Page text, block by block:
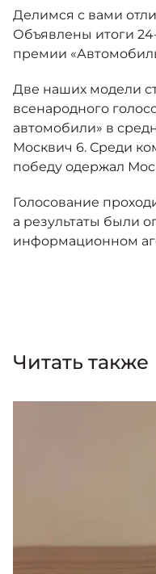
Кредитные программы
Спецпредложения
Калькулятор трейд-ин
Страховые программы
Моторное масло
АКСЕССУАРЫ
КОНТАКТЫ
Делимся с вами
Объявлены итоги
премии
Две наших модели
всенародного
автомобили» в
Москвич 6. Среди
победу одержал
Голосование
а результаты были
информационном
Читать также